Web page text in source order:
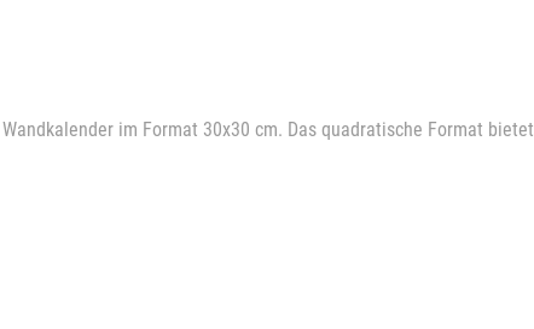
im Format 30x30 cm. Das quadratische Format